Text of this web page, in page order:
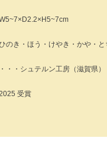
のき・ほう・けやき・かや・と
・・シュテルン工房（滋賀県）
受賞